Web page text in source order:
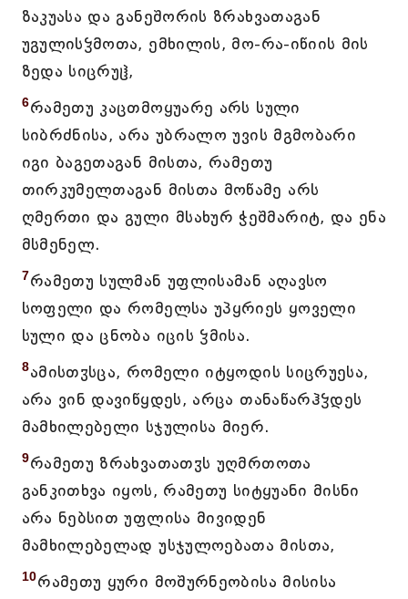
ზაკუასა და განეშორის ზრახვათაგან
უგულისჴმოთა, ემხილის, მო-რა-იწიის მის
ზედა სიცრუჱ,
6რამეთუ კაცთმოყუარე არს სული
სიბრძნისა, არა უბრალო უვის მგმობარი
იგი ბაგეთაგან მისთა, რამეთუ
თირკუმელთაგან მისთა მოწამე არს
ღმერთი და გული მსახურ ჭეშმარიტ, და ენა
მსმენელ.
7რამეთუ სულმან უფლისამან აღავსო
სოფელი და რომელსა უპყრიეს ყოველი
სული და ცნობა იცის ჴმისა.
8ამისთჳსცა, რომელი იტყოდის სიცრუესა,
არა ვინ დავიწყდეს, არცა თანაწარჰჴდეს
მამხილებელი სჯულისა მიერ.
9რამეთუ ზრახვათათჳს უღმრთოთა
განკითხვა იყოს, რამეთუ სიტყუანი მისნი
არა ნებსით უფლისა მივიდენ
მამხილებელად უსჯულოებათა მისთა,
10რამეთუ ყური მოშურნეობისა მისისა